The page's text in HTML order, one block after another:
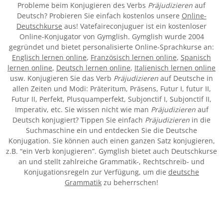
Probleme beim Konjugieren des Verbs Präjudizieren auf
Deutsch? Probieren Sie einfach kostenlos unsere Online-
Deutschkurse aus! Vatefaireconjuguer ist ein kostenloser
Online-Konjugator von Gymglish. Gymglish wurde 2004
gegründet und bietet personalisierte Online-Sprachkurse an:
Englisch lernen online, Französisch lernen online, Spanisch
lernen online, Deutsch lernen online, Italienisch lernen online
usw. Konjugieren Sie das Verb Präjudizieren auf Deutsche in
allen Zeiten und Modi: Präteritum, Präsens, Futur I, futur II,
Futur II, Perfekt, Plusquamperfekt, Subjonctif I, Subjonctif II,
Imperativ, etc. Sie wissen nicht wie man Präjudizierenauf
Deutsch konjugiert? Tippen Sie einfach Präjudizieren in die
Suchmaschine ein und entdecken Sie die Deutsche
Konjugation. Sie können auch einen ganzen Satz konjugieren,
z.B. “ein Verb konjugieren”. Gymglish bietet auch Deutschkurse
an und stellt zahlreiche Grammatik-, Rechtschreib- und
Konjugationsregeln zur Verfügung, um die deutsche
Grammatik zu beherrschen!